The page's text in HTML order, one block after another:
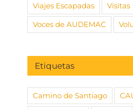
Viajes Escapadas
Visitas
Voces de AUDEMAC
Etiquetas
Camino de Santiago